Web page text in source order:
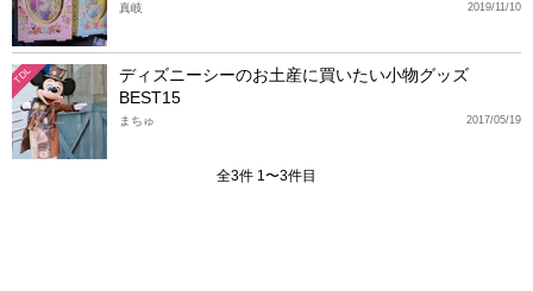
2019/11/10
真岐
TDL
ディズニーシーのお土産に買いたい小物グッズ
BEST15
2017/05/19
まちゅ
全3件 1〜3件目